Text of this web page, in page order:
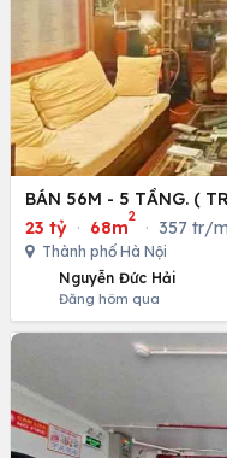
BÁN 56M - 5 TẦNG. (
23 tỷ · 68m
2
· 357 tr/m
Thành phố Hà Nội
Nguyễn Đức Hải
Đăng hôm qua